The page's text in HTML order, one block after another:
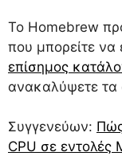
Το Homebrew
που μπορείτε να
επίσημος
ανακαλύψετε
Συγγενεύων:
CPU σε εντολές